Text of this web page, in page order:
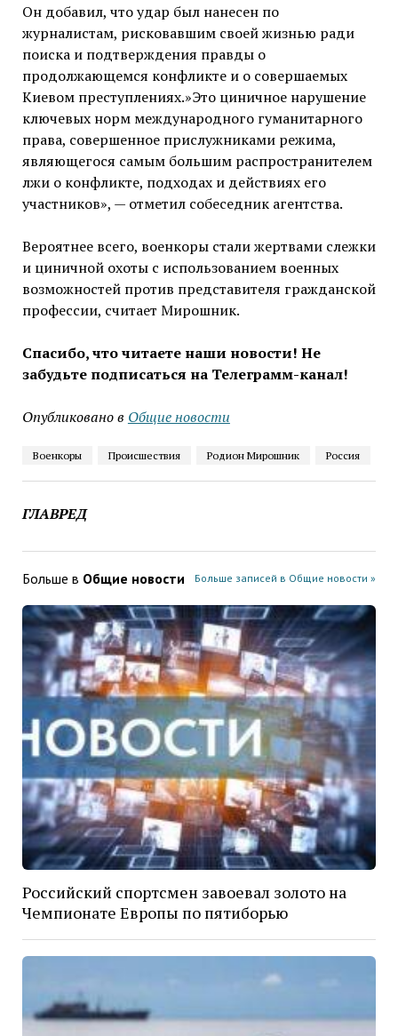
Он добавил, что удар был нанесен по
журналистам, рисковавшим своей жизнью ради
поиска и подтверждения правды о
продолжающемся конфликте и о совершаемых
Киевом преступлениях.»Это циничное нарушение
ключевых норм международного гуманитарного
права, совершенное прислужниками режима,
являющегося самым большим распространителем
лжи о конфликте, подходах и действиях его
участников», — отметил собеседник агентства.
Вероятнее всего, военкоры стали жертвами слежки
и циничной охоты с использованием военных
возможностей против представителя гражданской
профессии, считает Мирошник.
Спасибо, что читаете наши новости! Не
забудьте подписаться на Телеграмм-канал!
Опубликовано в Общие новости
Военкоры Происшествия Родион Мирошник Россия
ГЛАВРЕД
Больше в Общие новости Больше записей в Общие новости »
Российский спортсмен завоевал золото на
Чемпионате Европы по пятиборью